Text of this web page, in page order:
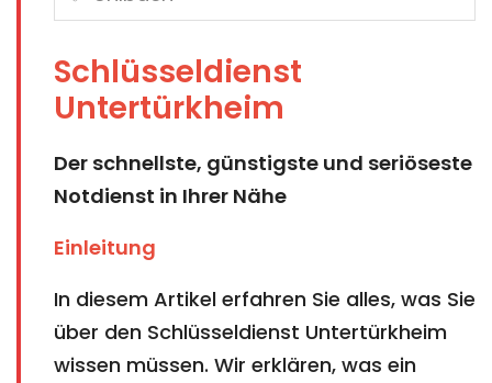
Schlüsseldienst
Untertürkheim
Der schnellste, günstigste und seriöseste
Notdienst in Ihrer Nähe
Einleitung
In diesem Artikel erfahren Sie alles, was Sie
über den Schlüsseldienst Untertürkheim
wissen müssen. Wir erklären, was ein